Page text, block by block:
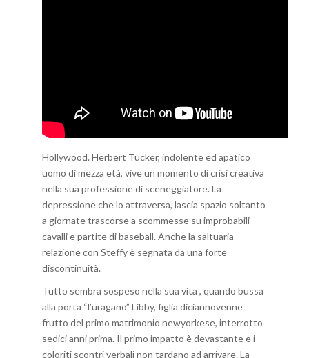
Hollywood. Herbert Tucker, indolente ed apatico
uomo di mezza età, vive un momento di crisi creativa
nella sua professione di sceneggiatore. La
depressione che lo attraversa, lascia spazio soltanto
a giornate trascorse a scommesse su improbabili
cavalli e partite di baseball. Anche la saltuaria
relazione con Steffy è segnata da una forte
discontinuità.
Tutto sembra sospeso nella sua vita , quando bussa
alla porta “l’uragano” Libby, figlia diciannovenne
frutto del primo matrimonio newyorkese, interrotto
sedici anni prima. Il primo impatto è devastante e i
coloriti scontri verbali non tardano ad arrivare. La